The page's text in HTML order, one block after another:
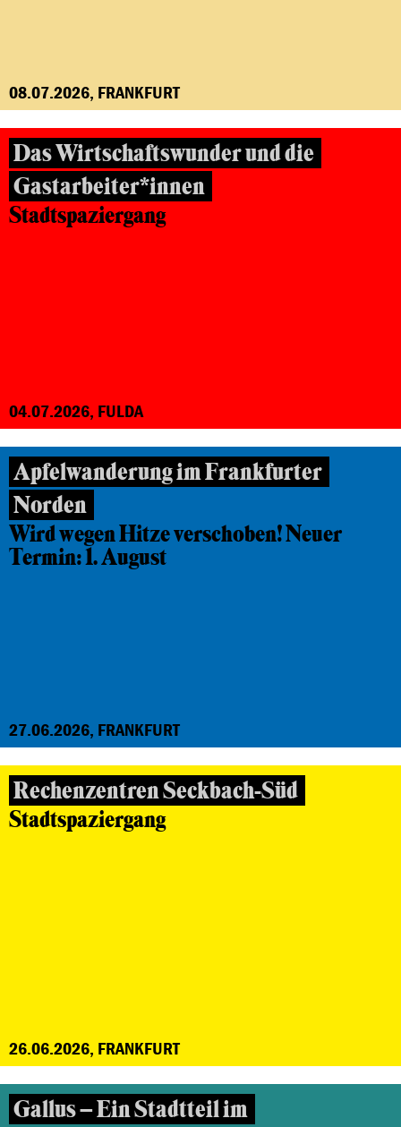
08.07.2026, FRANKFURT
Das Wirtschaftswunder und die
Gastarbeiter*innen
Stadtspaziergang
04.07.2026, FULDA
Apfelwanderung im Frankfurter
Norden
Wird wegen Hitze verschoben! Neuer
Termin: 1. August
27.06.2026, FRANKFURT
Rechenzentren Seckbach-Süd
Stadtspaziergang
26.06.2026, FRANKFURT
Gallus – Ein Stadtteil im